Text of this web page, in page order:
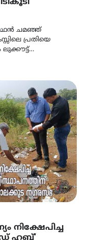
ചമഞ്ഞ്
പ്രതിയെ
നിക്ഷേപിച്ച